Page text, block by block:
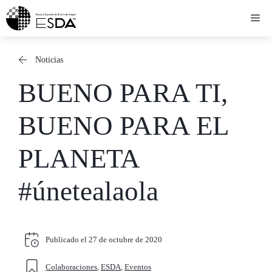
Saltar
Noticias
BUENO PARA TI,
BUENO PARA EL
PLANETA
#únetealaola
Publicado el 27 de octubre de 2020
Colaboraciones ESDA Eventos